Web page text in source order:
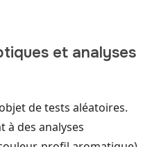
et analyses
de tests aléatoires.
à des analyses